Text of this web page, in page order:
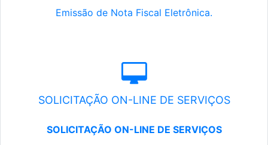
Emissão de Nota Fiscal Eletrônica.
SOLICITAÇÃO ON-LINE DE SERVIÇOS
SOLICITAÇÃO ON-LINE DE SERVIÇOS